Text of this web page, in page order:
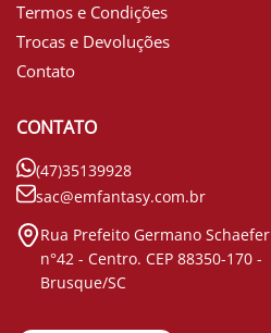
Termos e Condições
Trocas e Devoluções
Contato
CONTATO
(47)35139928
sac@emfantasy.com.br
Rua Prefeito Germano Schaefer
n°42 - Centro. CEP 88350-170 -
Brusque/SC